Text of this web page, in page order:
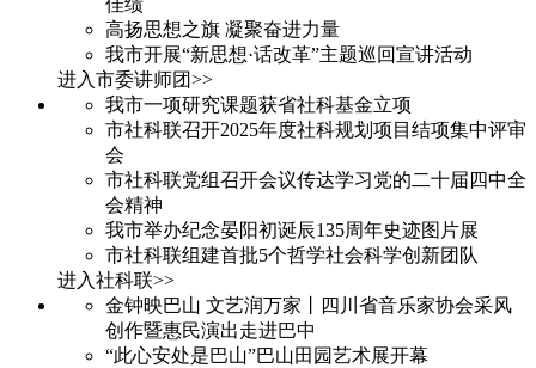
高扬思想之旗 凝聚奋进力量
我市开展“新思想·话改革”主题巡回宣讲活动
进入市委讲师团>>
我市一项研究课题获省社科基金立项
市社科联召开2025年度社科规划项目结项集中评审
会
市社科联党组召开会议传达学习党的二十届四中全
会精神
我市举办纪念晏阳初诞辰135周年史迹图片展
市社科联组建首批5个哲学社会科学创新团队
进入社科联>>
金钟映巴山 文艺润万家丨四川省音乐家协会采风
创作暨惠民演出走进巴中
“此心安处是巴山”巴山田园艺术展开幕